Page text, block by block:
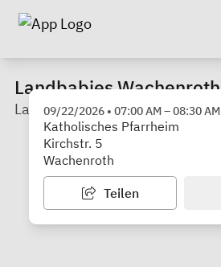
Landbabies Wachenroth
Landbabies Wachenroth
09/22/2026 • 07:00 AM–08:30 AM
Katholisches Pfarrheim
Kirchstr. 5
Wachenroth
Teilen